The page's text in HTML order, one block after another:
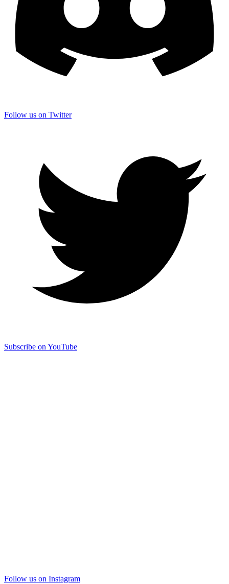
Follow us on Twitter
Subscribe on YouTube
Follow us on Instagram